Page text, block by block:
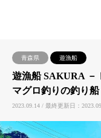
青森県 遊漁船
遊漁船 SAKURA －
マグロ釣りの釣り船
2023.09.14 / 最終更新日：